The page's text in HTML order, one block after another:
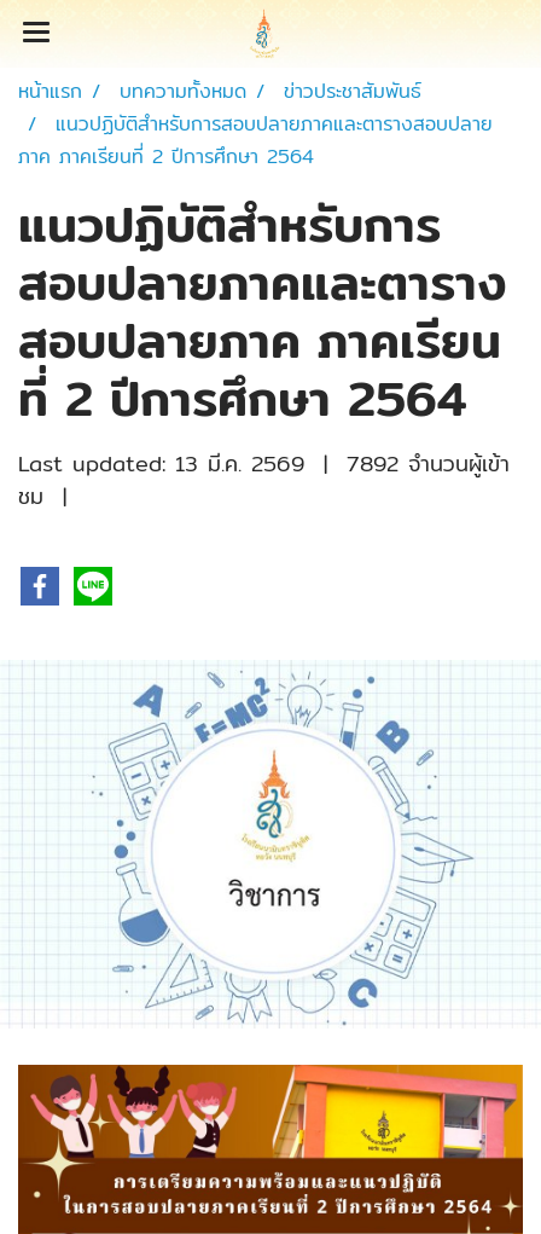
หน้าแรก บทความทั้งหมด
ข่าวประชาสัมพันธ์
แนวปฏิบัติสำหรับการสอบปลายภาคและตารางสอบปลาย
ภาค ภาคเรียนที่ 2 ปีการศึกษา 2564
แนวปฏิบัติสำหรับการ
สอบปลายภาคและตาราง
สอบปลายภาค ภาคเรียน
ที่ 2 ปีการศึกษา 2564
Last updated: 13 มี.ค. 2569 | 7892 จำนวนผู้เข้า
ชม |